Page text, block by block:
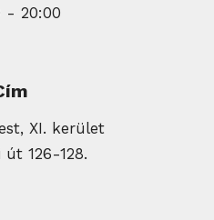
- 20:00
XI. kerület
út 126-128.